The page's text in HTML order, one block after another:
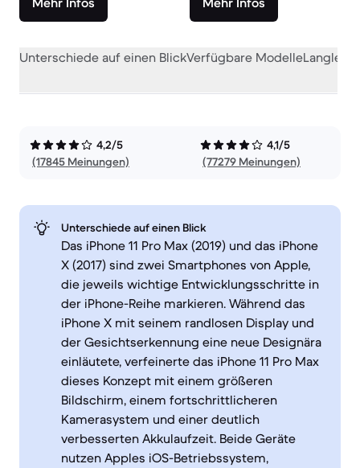
Unterschiede auf einen BlickVerfügbare Modelle
4,2/5
(17845 Meinungen)
4,1/5
(77279 Meinungen)
Unterschiede auf einen Blick
Das iPhone 11 Pro Max (2019) und das iPhone
X (2017) sind zwei Smartphones von Apple,
die jeweils wichtige Entwicklungsschritte in
der iPhone-Reihe markieren. Während das
iPhone X mit seinem randlosen Display und
der Gesichtserkennung eine neue Designära
einläutete, verfeinerte das iPhone 11 Pro Max
dieses Konzept mit einem größeren
Bildschirm, einem fortschrittlicheren
Kamerasystem und einer deutlich
verbesserten Akkulaufzeit. Beide Geräte
nutzen Apples iOS-Betriebssystem,